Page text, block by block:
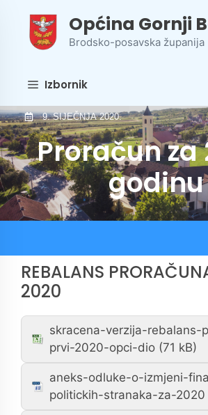
sadržaj
Općina Gornji
Brodsko-posavska županija
Izbornik
9. SIJEČNJA 2020.
Proračun za
godinu
REBALANS
2020
skracena-verzija-rebalans-
prvi-2020-opci-dio
aneks-odluke-o-izmjeni-
politickih-stranaka-za-2020